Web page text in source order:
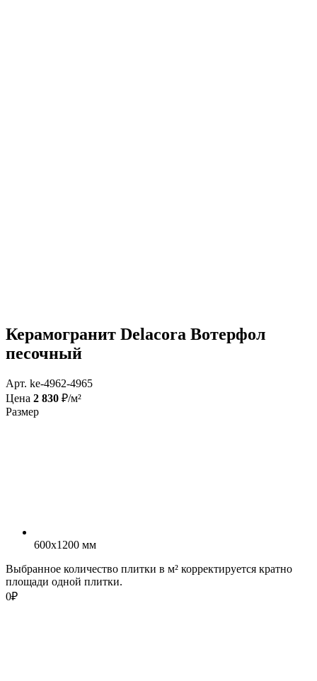
Керамогранит Delacora Вотерфол
песочный
Арт. ke-4962-4965
Цена 2 830 ₽/м²
Размер
600x1200 мм
Выбранное количество плитки в м² корректируется кратно
площади одной плитки.
0₽